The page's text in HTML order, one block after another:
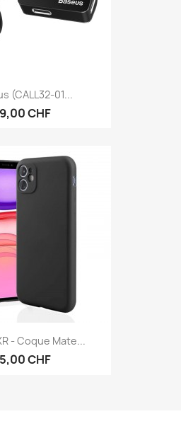
(CALL32-01...
CHF
- Coque Mate...
CHF